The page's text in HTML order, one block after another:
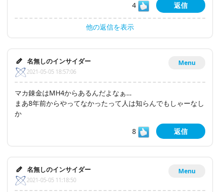
4
返信
他の返信を表示
Menu
名無しのインサイダー
2021-05-05 18:57:06
マカ錬金はMH4からあるんだよなぁ…
まあ8年前からやってなかったって人は知らんでもしゃーなし
か
8
返信
Menu
名無しのインサイダー
2021-05-05 11:18:50